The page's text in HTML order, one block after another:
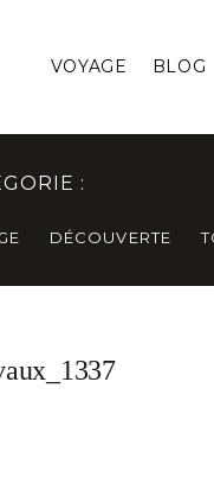
VOYAGE BLOG
:
DÉCOUVERTE